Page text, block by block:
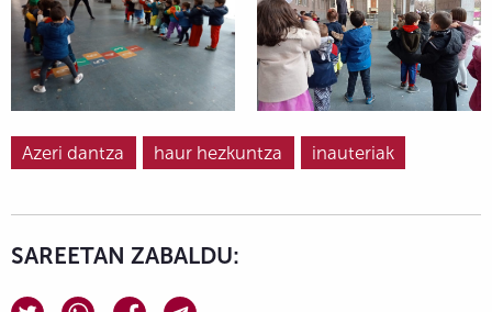
Azeri dantza haur hezkuntza inauteriak
SAREETAN ZABALDU: